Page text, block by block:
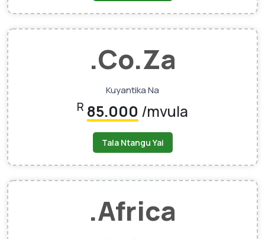
.co.za
Kuyantika Na
R 85.000 /mvula
Tala Ntangu Yai
.africa